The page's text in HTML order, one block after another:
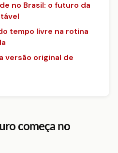
no Brasil: o futuro da
tempo livre na rotina
versão original de
começa no